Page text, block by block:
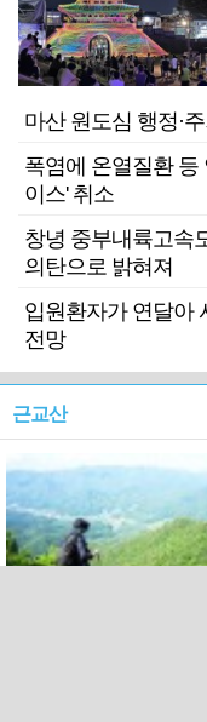
마산 원도심 행정·
폭염에 온열질환 등
이스' 취소
창녕 중부내륙고속
의탄으로 밝혀져
입원환자가 연달아
전망
근교산